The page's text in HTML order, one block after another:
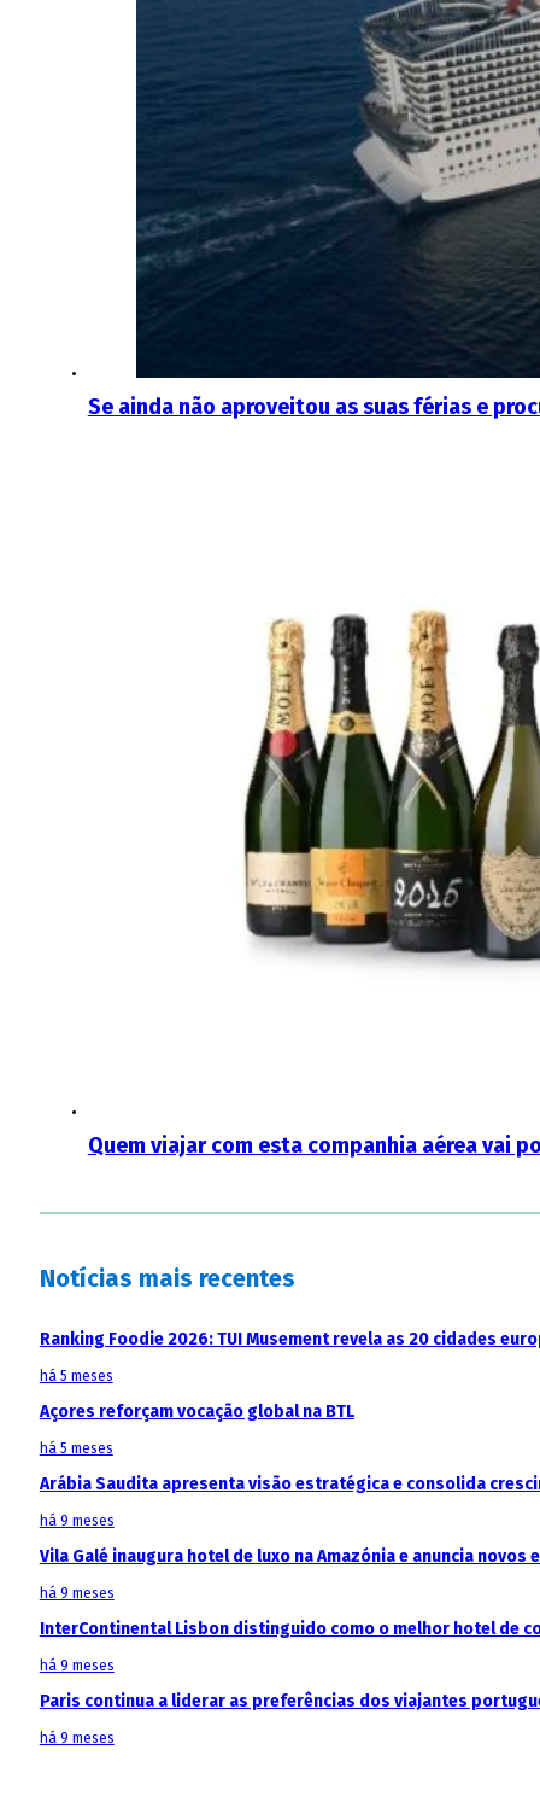
Se ainda não aproveitou as suas férias e
Quem viajar com esta companhia aérea vai
Notícias mais recentes
Ranking Foodie 2026: TUI Musement revela as 20 cidades
há 5 meses
Açores reforçam vocação global na BTL
há 5 meses
Arábia Saudita apresenta visão estratégica e consolida
há 9 meses
Vila Galé inaugura hotel de luxo na Amazónia e anuncia
há 9 meses
InterContinental Lisbon distinguido como o melhor hotel de
há 9 meses
Paris continua a liderar as preferências dos viajantes
há 9 meses